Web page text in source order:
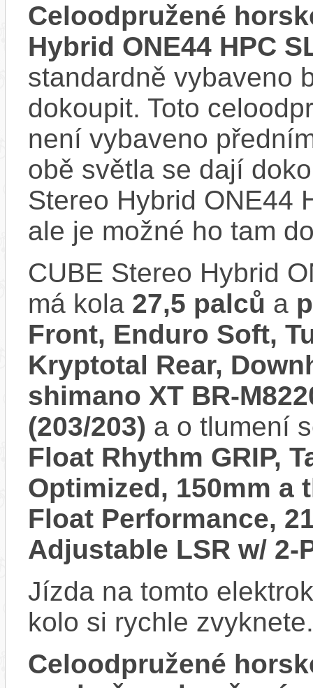
Celoodpružené
Hybrid ONE44 HPC
standardně vybaveno
dokoupit. Toto
není vybaveno
obě světla se dají
Stereo Hybrid ONE44
ale je možné ho tam
CUBE Stereo Hybrid
má kola 27,5 palců a
Front, Enduro Soft,
Kryptotal Rear,
shimano XT BR-
(203/203) a o tlumení
Float Rhythm GRIP,
Optimized, 150mm a
Float Performance,
Adjustable LSR w/ 2-
Jízda na tomto
kolo si rychle zvyknete.
Celoodpružené